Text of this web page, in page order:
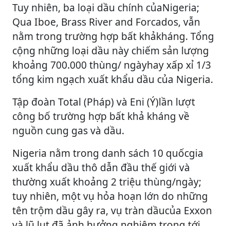
Tuy nhiên, ba loại dầu chính củaNigeria;
Qua Iboe, Brass River and Forcados, vẫn
nằm trong trường hợp bất khảkháng. Tổng
cộng những loại dầu này chiếm sản lượng
khoảng 700.000 thùng/ ngàyhay xấp xỉ 1/3
tổng kim ngạch xuất khẩu dầu của Nigeria.
Tập đoàn Total (Pháp) và Eni (Ý)lần lượt
công bố trường hợp bất khả kháng về
nguồn cung gas và dầu.
Nigeria nằm trong danh sách 10 quốcgia
xuất khẩu dầu thô dẫn đầu thế giới và
thường xuất khoảng 2 triệu thùng/ngày;
tuy nhiên, một vụ hỏa hoạn lớn do những
tên trộm dầu gây ra, vụ tràn dầucủa Exxon